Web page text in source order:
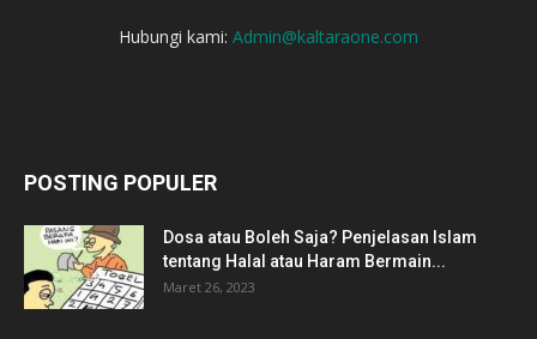
Hubungi kami: Admin@kaltaraone.com
POSTING POPULER
Dosa atau Boleh Saja? Penjelasan Islam
tentang Halal atau Haram Bermain...
Maret 26, 2023